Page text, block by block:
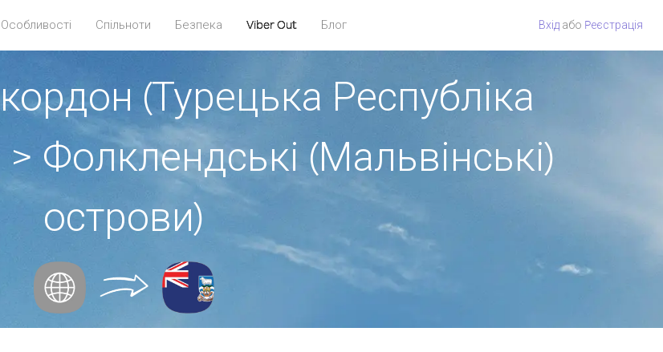
Особливості Спільноти Безпека Viber Out Блог Вхід або Pеєстрація
(Турецька Республіка
> Фолклендські (Мальвінські)
острови)